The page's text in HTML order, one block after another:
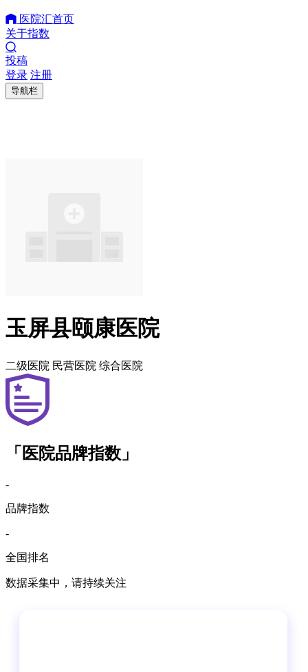
医院汇首页
关于指数
投稿
登录 注册
导航栏
玉屏县颐康医院
二级医院 民营医院 综合医院
「医院品牌指数」
-
品牌指数
-
全国排名
数据采集中，请持续关注